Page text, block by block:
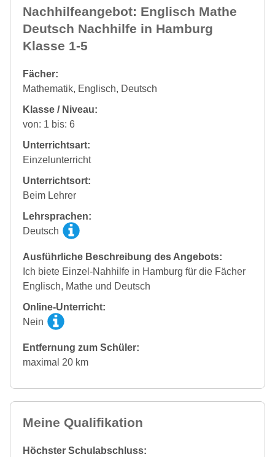
Nachhilfeangebot: Englisch Mathe
Deutsch Nachhilfe in Hamburg
Klasse 1-5
Fächer:
Mathematik, Englisch, Deutsch
Klasse / Niveau:
von: 1 bis: 6
Unterrichtsart:
Einzelunterricht
Unterrichtsort:
Beim Lehrer
Lehrsprachen:
Deutsch
Ausführliche Beschreibung des Angebots:
Ich biete Einzel-Nahhilfe in Hamburg für die Fächer
Englisch, Mathe und Deutsch
Online-Unterricht:
Nein
Entfernung zum Schüler:
maximal 20 km
Meine Qualifikation
Höchster Schulabschluss: